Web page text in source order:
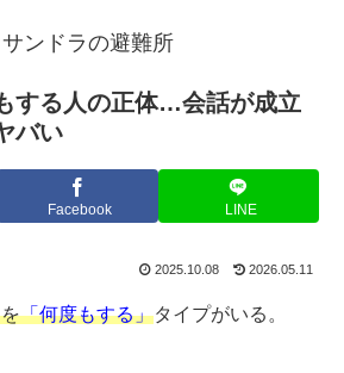
サンドラの避難所
する人の正体…会話が成立
バい
Facebook LINE
2025.10.08 2026.05.11
を「何度もする」タイプがいる。